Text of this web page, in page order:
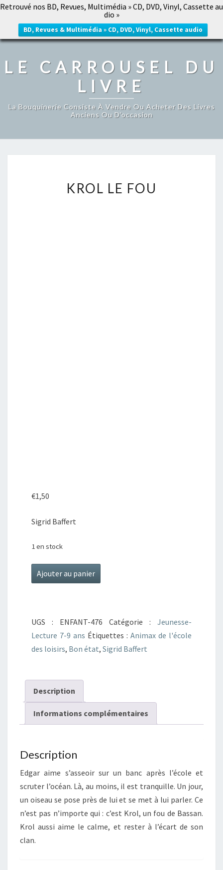
Retrouvé nos BD, Revues, Multimédia » CD, DVD, Vinyl, Cassette au
dio »
BD, Revues & Multimédia » CD, DVD, Vinyl, Cassette audio
LE CARROUSEL DU LIVRE
LE CARROUSEL DU
LIVRE
La Bouquinerie Consiste À Vendre Ou Acheter Des Livres
Anciens Ou D’occasion
LE
KROL LE FOU
€1,50
Sigrid Baffert
1 en stock
quantité
de
fou
Ajouter au panier
UGS : ENFANT-476 Catégorie : Jeunesse-
Lecture 7-9 ans Étiquettes : Animax de l'école
des loisirs, Bon état, Sigrid Baffert
Description
Informations complémentaires
Description
Edgar aime s’asseoir sur un banc après l’école et
scruter l’océan. Là, au moins, il est tranquille. Un jour,
un oiseau se pose près de lui et se met à lui parler. Ce
n’est pas n’importe qui : c’est Krol, un fou de Bassan.
Krol aussi aime le calme, et rester à l’écart de son
clan.